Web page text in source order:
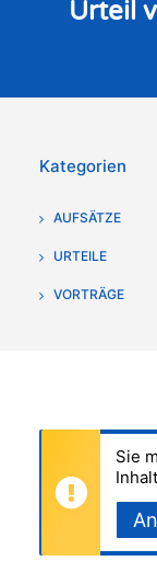
Urteil
Kategorien
AUFSÄTZE
URTEILE
VORTRÄGE
Sie